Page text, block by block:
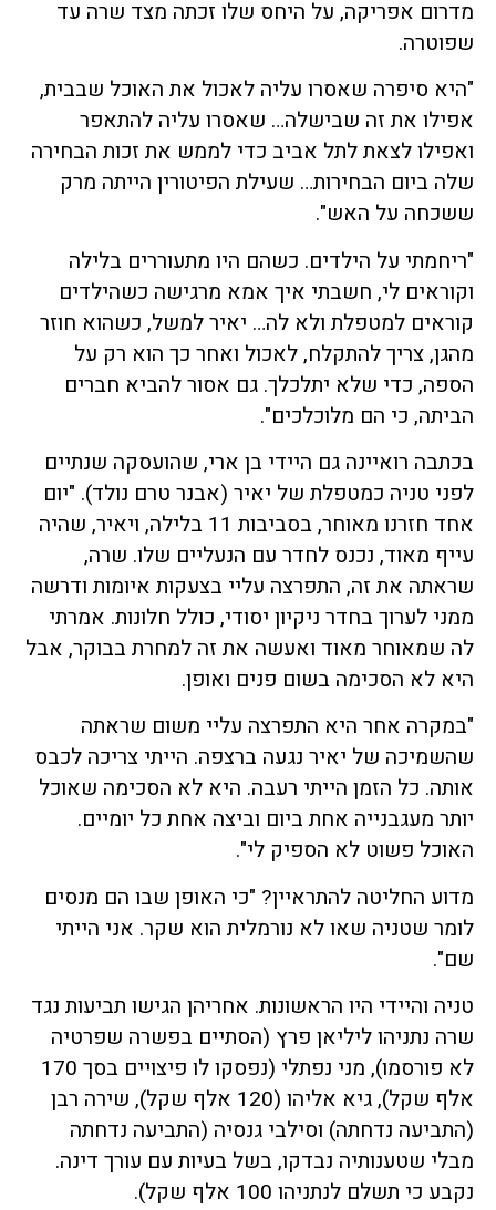
מדרום אפריקה, על היחס שלו זכתה מצד שרה עד
שפוטרה.
"היא סיפרה שאסרו עליה לאכול את האוכל שבבית,
אפילו את זה שבישלה… שאסרו עליה להתאפר
ואפילו לצאת לתל אביב כדי לממש את זכות הבחירה
שלה ביום הבחירות… שעילת הפיטורין הייתה מרק
ששכחה על האש".
"ריחמתי על הילדים. כשהם היו מתעוררים בלילה
וקוראים לי, חשבתי איך אמא מרגישה כשהילדים
קוראים למטפלת ולא לה… יאיר למשל, כשהוא חוזר
מהגן, צריך להתקלח, לאכול ואחר כך הוא רק על
הספה, כדי שלא יתלכלך. גם אסור להביא חברים
הביתה, כי הם מלוכלכים".
בכתבה רואיינה גם היידי בן ארי, שהועסקה שנתיים
לפני טניה כמטפלת של יאיר (אבנר טרם נולד). "יום
אחד חזרנו מאוחר, בסביבות 11 בלילה, ויאיר, שהיה
עייף מאוד, נכנס לחדר עם הנעליים שלו. שרה,
שראתה את זה, התפרצה עליי בצעקות איומות ודרשה
ממני לערוך בחדר ניקיון יסודי, כולל חלונות. אמרתי
לה שמאוחר מאוד ואעשה את זה למחרת בבוקר, אבל
היא לא הסכימה בשום פנים ואופן.
"במקרה אחר היא התפרצה עליי משום שראתה
שהשמיכה של יאיר נגעה ברצפה. הייתי צריכה לכבס
אותה. כל הזמן הייתי רעבה. היא לא הסכימה שאוכל
יותר מעגבנייה אחת ביום וביצה אחת כל יומיים.
האוכל פשוט לא הספיק לי".
מדוע החליטה להתראיין? "כי האופן שבו הם מנסים
לומר שטניה שאו לא נורמלית הוא שקר. אני הייתי
שם".
טניה והיידי היו הראשונות. אחריהן הגישו תביעות נגד
שרה נתניהו ליליאן פרץ (הסתיים בפשרה שפרטיה
לא פורסמו), מני נפתלי (נפסקו לו פיצויים בסך 170
אלף שקל), גיא אליהו (120 אלף שקל), שירה רבן
(התביעה נדחתה) וסילבי גנסיה (התביעה נדחתה
מבלי שטענותיה נבדקו, בשל בעיות עם עורך דינה.
נקבע כי תשלם לנתניהו 100 אלף שקל).